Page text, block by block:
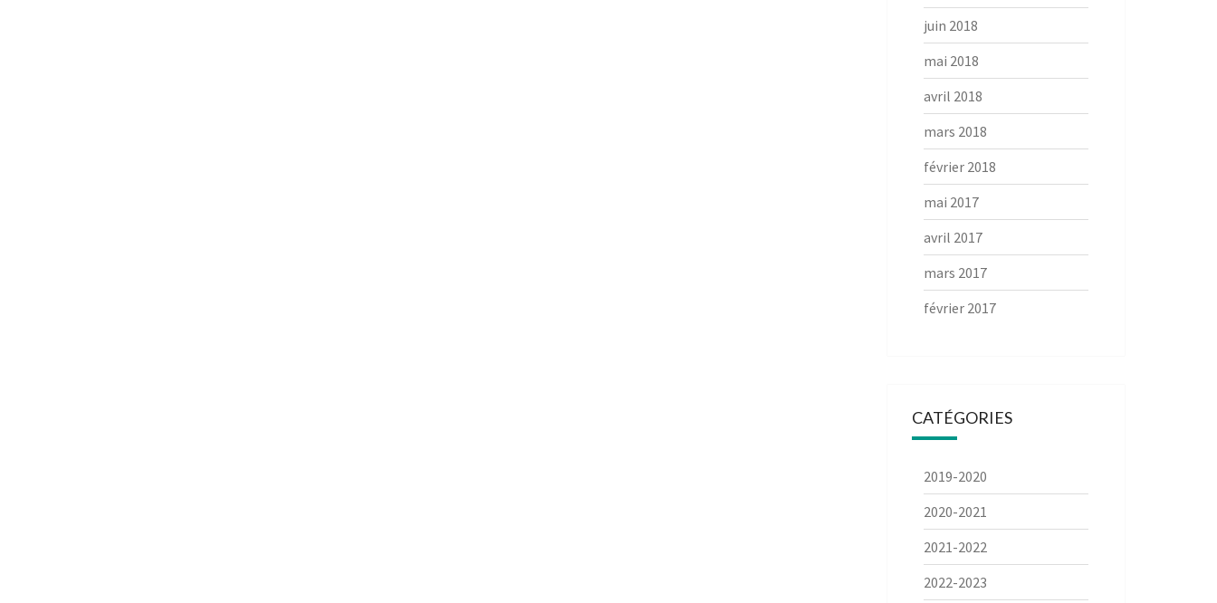
juin 2018
mai 2018
avril 2018
mars 2018
février 2018
mai 2017
avril 2017
mars 2017
février 2017
CATÉGORIES
2019-2020
2020-2021
2021-2022
2022-2023